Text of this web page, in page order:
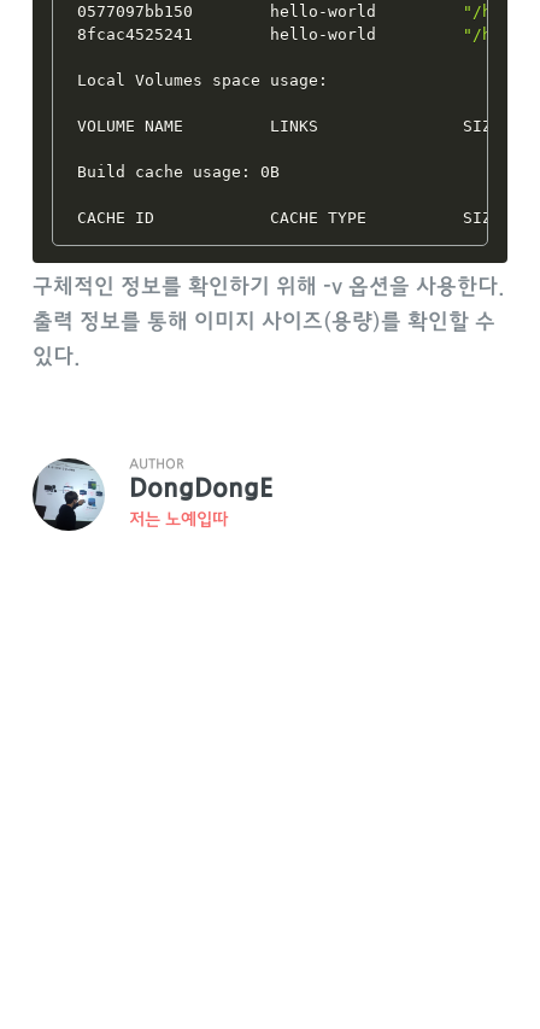
0577097bb150        hello-world
"/hello"
8fcac4525241        hello-world
"/hello"
Local Volumes space usage:
VOLUME NAME         LINKS               SIZE
Build cache usage: 0B
구체적인 정보를 확인하기 위해 -v 옵션을 사용한다.
출력 정보를 통해 이미지 사이즈(용량)를 확인할 수
있다.
AUTHOR
DongDongE
저는 노예입따